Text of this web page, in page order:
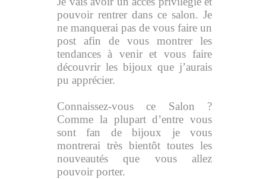
pouvoir rentrer dans ce salon. Je
ne manquerai pas de vous faire un
post afin de vous montrer les
tendances à venir et vous faire
découvrir les bijoux que j’aurais
pu apprécier.
Connaissez-vous ce Salon ?
Comme la plupart d’entre vous
sont fan de bijoux je vous
montrerai très bientôt toutes les
nouveautés que vous allez
pouvoir porter.